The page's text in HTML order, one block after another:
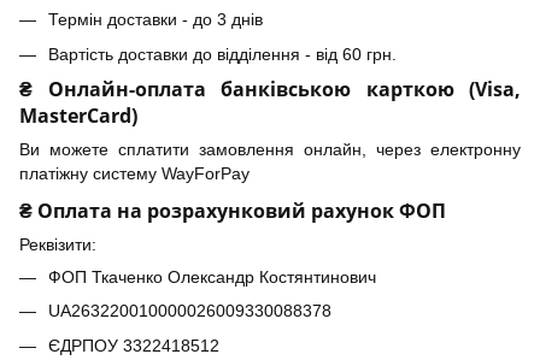
Термін доставки - до 3 днів
Вартість доставки до відділення - від 60 грн.
₴ Онлайн-оплата банківською карткою (Visa,
MasterCard)
Ви можете сплатити замовлення онлайн, через електронну
платіжну систему WayForPay
₴ Оплата на розрахунковий рахунок ФОП
Реквізити:
ФОП Ткаченко Олександр Костянтинович
UA263220010000026009330088378
ЄДРПОУ 3322418512